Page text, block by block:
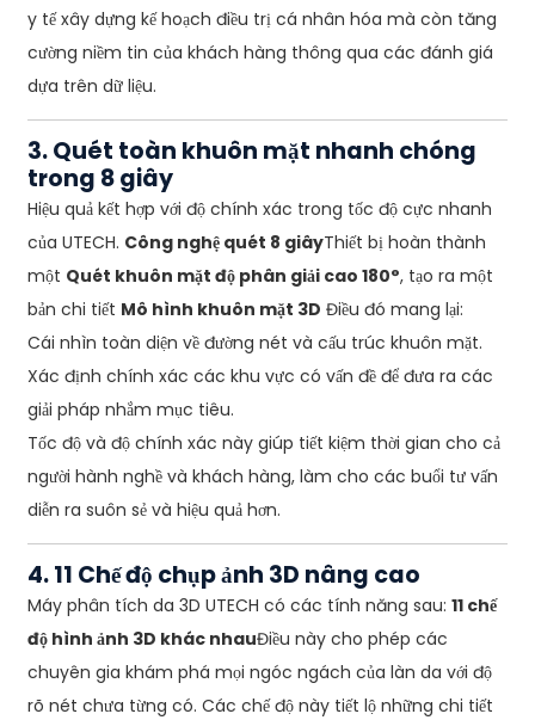
y tế xây dựng kế hoạch điều trị cá nhân hóa mà còn tăng
cường niềm tin của khách hàng thông qua các đánh giá
dựa trên dữ liệu.
3. Quét toàn khuôn mặt nhanh chóng
trong 8 giây
Hiệu quả kết hợp với độ chính xác trong tốc độ cực nhanh
của UTECH. Công nghệ quét 8 giâyThiết bị hoàn thành
một Quét khuôn mặt độ phân giải cao 180°, tạo ra một
bản chi tiết Mô hình khuôn mặt 3D Điều đó mang lại:
Cái nhìn toàn diện về đường nét và cấu trúc khuôn mặt.
Xác định chính xác các khu vực có vấn đề để đưa ra các
giải pháp nhắm mục tiêu.
Tốc độ và độ chính xác này giúp tiết kiệm thời gian cho cả
người hành nghề và khách hàng, làm cho các buổi tư vấn
diễn ra suôn sẻ và hiệu quả hơn.
4. 11 Chế độ chụp ảnh 3D nâng cao
Máy phân tích da 3D UTECH có các tính năng sau: 11 chế
độ hình ảnh 3D khác nhauĐiều này cho phép các
chuyên gia khám phá mọi ngóc ngách của làn da với độ
rõ nét chưa từng có. Các chế độ này tiết lộ những chi tiết